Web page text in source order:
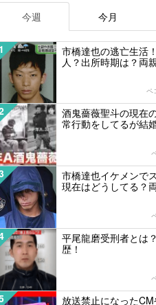
今週 今月
市橋達也の逃亡生活
人？出所時期は？両
ペ
酒鬼薔薇聖斗の現在
常行動をしてるが結
市橋達也イケメンで
現在はどうしてる？
平尾龍磨受刑者とは
歴！
放送禁止になった